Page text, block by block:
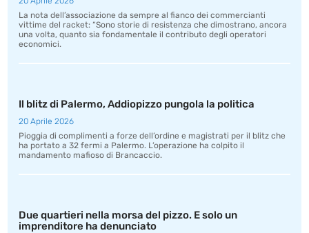
La nota dell’associazione da sempre al fianco dei commercianti
vittime del racket: “Sono storie di resistenza che dimostrano, ancora
una volta, quanto sia fondamentale il contributo degli operatori
economici.
Il blitz di Palermo, Addiopizzo pungola la politica
20 Aprile 2026
Pioggia di complimenti a forze dell’ordine e magistrati per il blitz che
ha portato a 32 fermi a Palermo. L’operazione ha colpito il
mandamento mafioso di Brancaccio.
Due quartieri nella morsa del pizzo. E solo un
imprenditore ha denunciato